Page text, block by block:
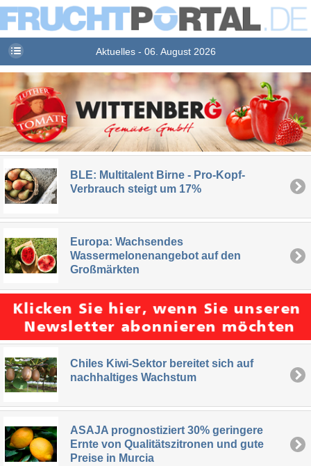
Aktuelles - 06. August 2026
BLE: Multitalent Birne - Pro-Kopf-
Verbrauch steigt um 17%
Europa: Wachsendes
Wassermelonenangebot auf den
Großmärkten
Chiles Kiwi-Sektor bereitet sich auf
nachhaltiges Wachstum
ASAJA prognostiziert 30% geringere
Ernte von Qualitätszitronen und gute
Preise in Murcia